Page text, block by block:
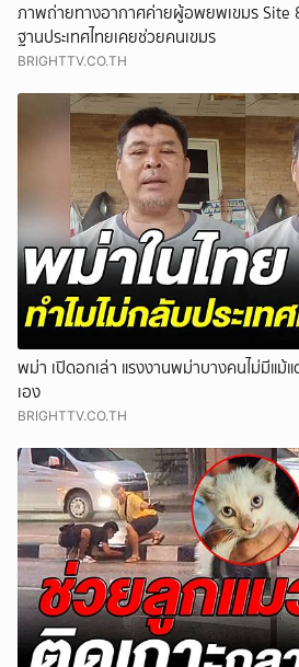
ภาพถ่ายทางอากาศค่ายผู้อพยพเขมร Site
ฐานประเทศไทยเคยช่วยคนเขมร
BRIGHTTV.CO.TH
พม่า เปิดอกเล่า แรงงานพม่าบางคนไม่มีแม้
เอง
BRIGHTTV.CO.TH